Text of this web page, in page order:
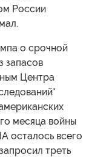
России
о срочной
запасов
Центра
месяца войны
осталось всего
треть